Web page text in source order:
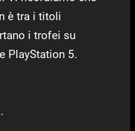
è tra i titoli
i trofei su
PlayStation 5.